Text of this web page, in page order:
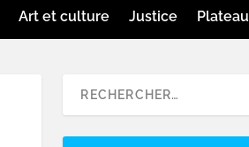
Art et culture Justice Plateau